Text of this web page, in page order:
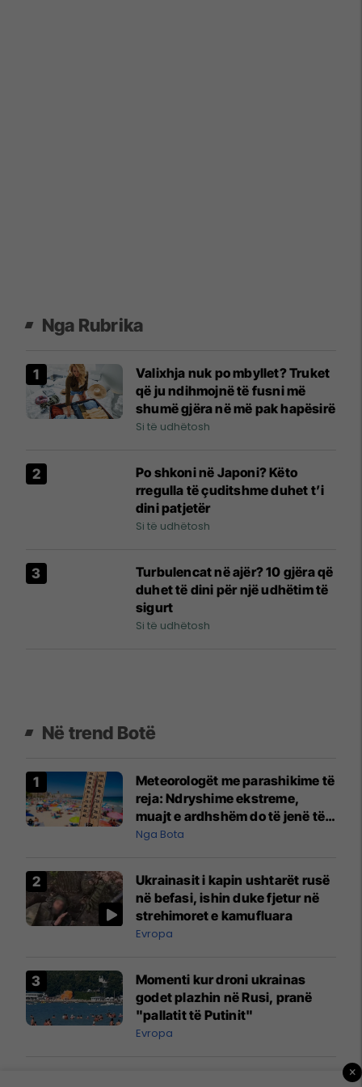
Nga Rubrika
Valixhja nuk po mbyllet? Truket
që ju ndihmojnë të fusni më
shumë gjëra në më pak hapësirë
Si të udhëtosh
Po shkoni në Japoni? Këto
rregulla të çuditshme duhet t’i
dini patjetër
Si të udhëtosh
Turbulencat në ajër? 10 gjëra që
duhet të dini për një udhëtim të
sigurt
Si të udhëtosh
Në trend Botë
Meteorologët me parashikime të
reja: Ndryshime ekstreme,
muajt e ardhshëm do të jenë të
pazakontë
Nga Bota
Ukrainasit i kapin ushtarët rusë
në befasi, ishin duke fjetur në
strehimoret e kamufluara
Evropa
Momenti kur droni ukrainas
godet plazhin në Rusi, pranë
"pallatit të Putinit"
Evropa
×